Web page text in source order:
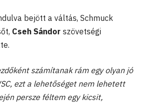
bejött a váltás, Schmuck
Cseh Sándor szövetségi
számítanak rám egy olyan jó
ezt a lehetőséget nem lehetett
persze féltem egy kicsit,